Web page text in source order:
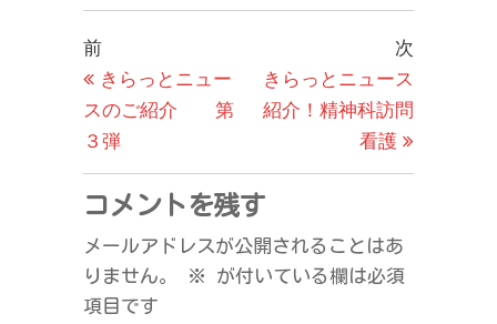
投
稿
ナ
ビ
ゲ
ー
シ
ョ
過
去
の
投
前
きらっとニュー
スのご紹介 第
３弾
稿
次
きらっとニュース
紹介！精神科訪問
看護
コメントを残す
メールアドレスが公開されることはあ
りません。
※
が付いている欄は必須
項目です